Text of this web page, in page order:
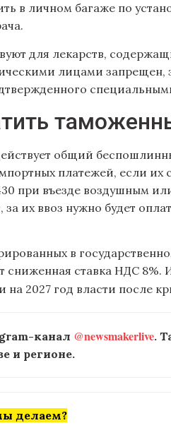
в личном багаже по
для лекарств,
лицами запрещен,
общий
платежей, если
при въезде воздушным
их ввоз нужно будет
в
сниженная ставка НДС
2027 год власти после
канал @newsmakerlive.
и регионе.
делаем?